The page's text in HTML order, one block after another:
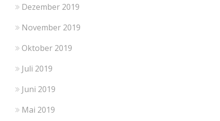
Dezember 2019
November 2019
Oktober 2019
Juli 2019
Juni 2019
Mai 2019